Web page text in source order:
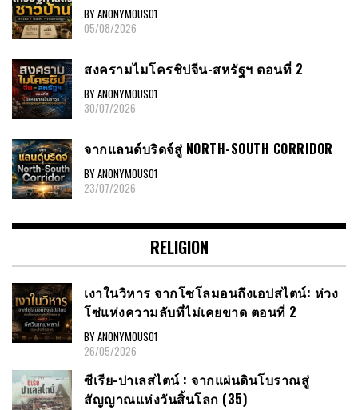
BY ANONYMOUS01
05/08/2026
สงครามไมโครชิปจีน-สหรัฐฯ ตอนที่ 2
BY ANONYMOUS01
30/07/2026
จากแลนด์บริดจ์สู่ NORTH-SOUTH CORRIDOR
BY ANONYMOUS01
23/07/2026
RELIGION
เงาในวิหาร จากโซโลมอนถึงเอปสไตน์: ห่วง
โซ่แห่งความลับที่ไม่เคยขาด ตอนที่ 2
BY ANONYMOUS01
26/05/2026
ซีเรีย​-ปาเลสไตน์​ : จากแผ่นดินโบราณสู่
สัญญาณ​แห่งวันสิ้นโลก​ (35)